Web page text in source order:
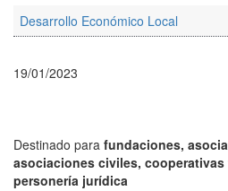
Desarrollo Económico Local
19/01/2023
Destinado para fundaciones,
asociaciones civiles,
personería jurídica